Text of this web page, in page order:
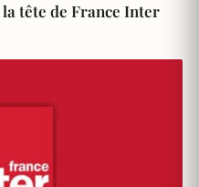
la tête de France Inter